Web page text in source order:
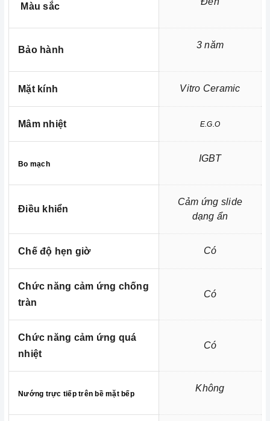
Tính năng an toàn
- Chức năng Child Lock (Khóa trẻ em - Khóa bảng điều
- Chức năng tự động ngắt khi nóng quá tải
- Chức năng tự động tắt khi không sử dụng
- Chức năng cảnh báo mặt bếp nóng (Nhiệt dư)
- Chức năng cảnh báo nồi không phù hợp
=> Xem thêm:Một số tiện ích thông minh của bếp điện
hiện nay
Kích thước Bếp điện từ 3 vùng nấu Canzy CZ-86HP |
Homebest Care
Trung tâm bảo trì - sửa chữa thiết bị nhà bếp
cao cấp tại Miền Nam
Màu sắc
Bảo hành 3 năm
Mặt kính Vitro Ceramic
Mâm nhiệt E.G.O
Bo mạch
IGBT
Điều khiển
Cảm ứng slide
dạng ẩn
Chế độ hẹn giờ Có
Chức năng cảm ứng chống
tràn
Có
Chức năng cảm ứng quá
nhiệt
Có
Nướng trực tiếp trên bề mặt bếp
Không